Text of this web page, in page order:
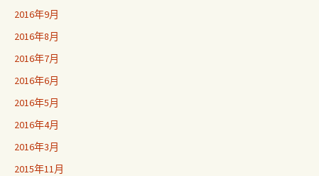
2016年9月
2016年8月
2016年7月
2016年6月
2016年5月
2016年4月
2016年3月
2015年11月